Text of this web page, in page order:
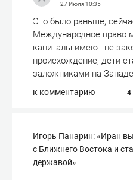
27 Июля10:35
Это было раньше,
Международное право
капиталы имеют не
происхождение, дети
заложниками на
к комментарию 4
Игорь Панарин: «Иран
с Ближнего Востока и
державой»